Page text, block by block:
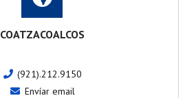
COATZACOALCOS
(921).212.9150
Envíar email